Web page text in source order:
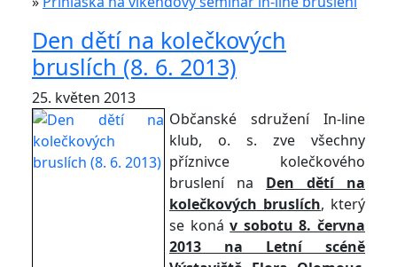
Den dětí na kolečkových
bruslích (8. 6. 2013)
25. květen 2013
Občanské sdružení In-line
klub, o. s. zve všechny
příznivce kolečkového
bruslení na Den dětí na
kolečkových bruslích, který
se konáv sobotu 8. června
2013 na Letní scéně